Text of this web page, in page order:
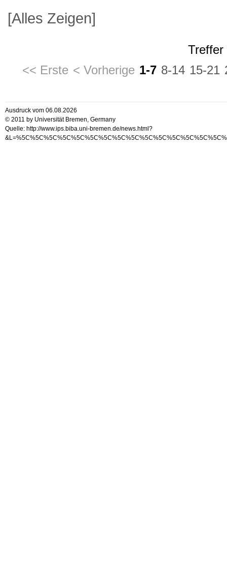
[Alles Zeigen]
Treffer
<< Erste < Vorherige 1-7 8-14 15-21
Ausdruck vom 06.08.2026
© 2011 by Universität Bremen, Germany
Quelle: http://www.ips.biba.uni-bremen.de/news.html?